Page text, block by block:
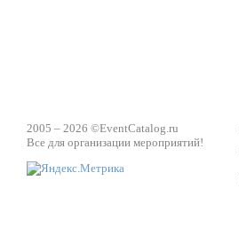
2005 – 2026 ©EventCatalog.ru
Все для организации мероприятий!